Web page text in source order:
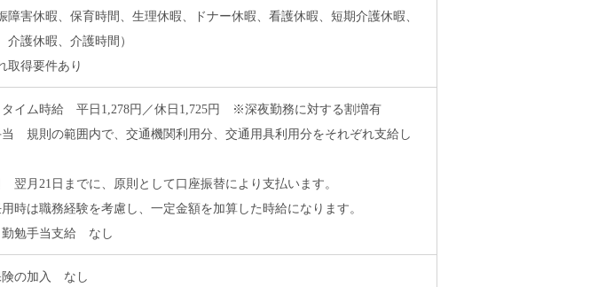
障害休暇、保育時間、生理休暇、ドナー休暇、看護休暇、短期介護休暇、
介護休暇、介護時間）
取得要件あり
イム時給 平日1,278円／休日1,725円 ※深夜勤務に対する割増有
規則の範囲内で、交通機関利用分、交通用具利用分をそれぞれ支給し
月21日までに、原則として口座振替により支払います。
時は職務経験を考慮し、一定金額を加算した時給になります。
勉手当支給 なし
の加入 なし